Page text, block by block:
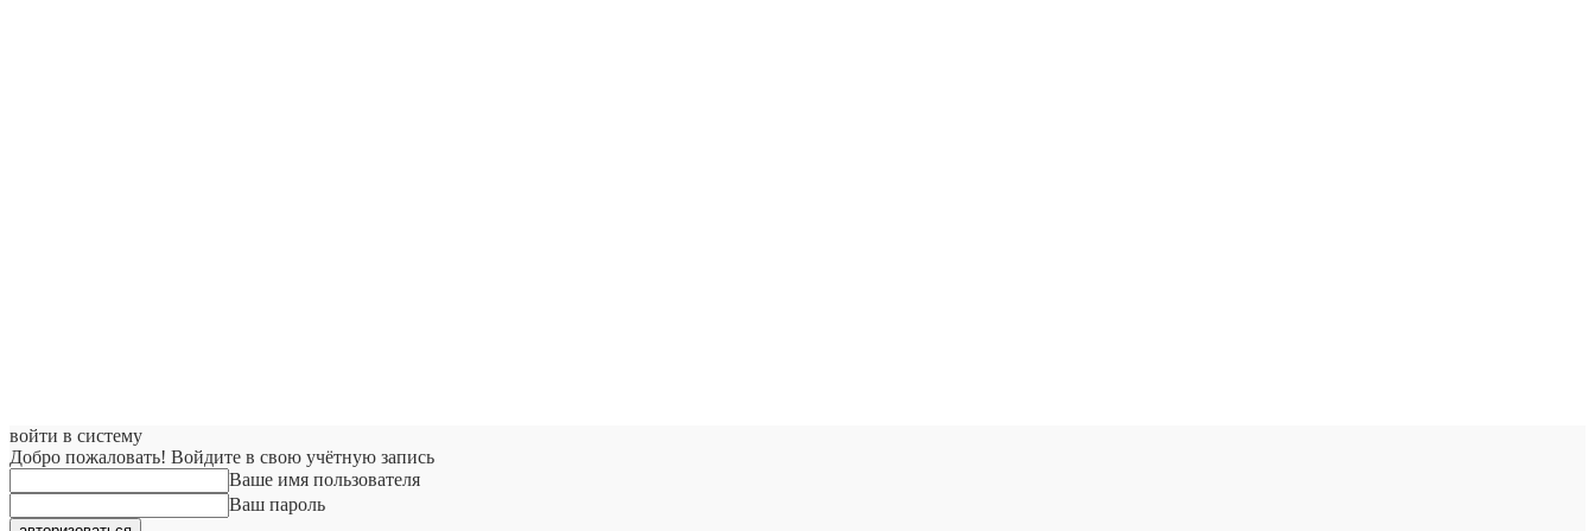
войти в систему
Добро пожаловать! Войдите в свою учётную запись
Ваше имя пользователя
Ваш пароль